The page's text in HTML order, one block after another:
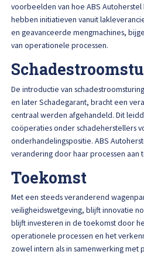
Alle soorten Specialisme
voorbeelden van hoe ABS
hebben initiatieven vanuit
en geavanceerde mengmachines,
van operationele processen.
De introductie van
en later Schadegarant, bracht een
centraal werden afgehandeld. Dit
coöperaties onder schadeherstellers
onderhandelingspositie. ABS
verandering door haar processen aan
Toekomst
Met een steeds veranderend
veiligheidswetgeving, blijft innovatie
blijft investeren in de toekomst door
operationele processen en het
zowel intern als in samenwerking met